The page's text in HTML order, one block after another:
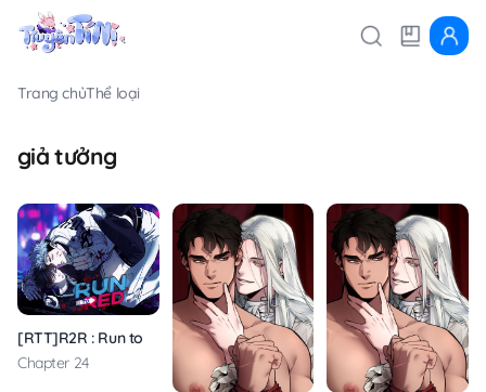
Trang chủThể loại
giả tưởng
[RTT]R2R : Run to Red
Chapter 24